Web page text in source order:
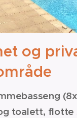
og
toalett, flotte